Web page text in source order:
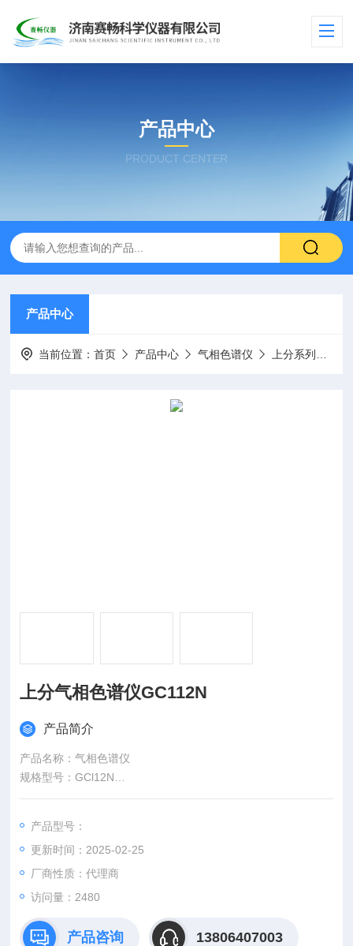
产品中心
PRODUCT CENTER
产品中心
当前位置：首页 产品中心 气相色谱仪 上分系列气相色谱仪
上分气相色谱仪GC112N
产品简介
产品名称：气相色谱仪
规格型号：GCl12N
产品配置：单FID,单毛细管进样器，反控+工作站软件
产品型号：
更新时间：2025-02-25
厂商性质：代理商
访问量：2480
产品咨询 13806407003